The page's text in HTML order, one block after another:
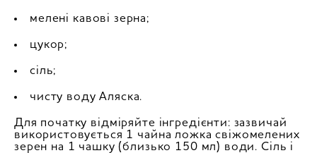
мелені кавові зерна;
цукор;
сіль;
чисту воду Аляска.
Для початку відміряйте інгредієнти: зазвичай
використовується 1 чайна ложка свіжомелених
зерен на 1 чашку (близько 150 мл) води. Сіль і